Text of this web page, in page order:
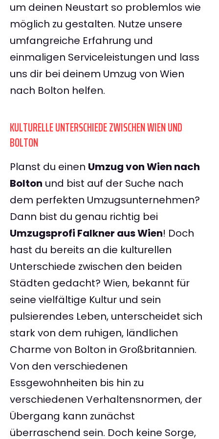
um deinen Neustart so problemlos wie
möglich zu gestalten. Nutze unsere
umfangreiche Erfahrung und
einmaligen Serviceleistungen und lass
uns dir bei deinem Umzug von Wien
nach Bolton helfen.
KULTURELLE UNTERSCHIEDE ZWISCHEN WIEN UND
BOLTON
Planst du einen Umzug von Wien nach
Bolton und bist auf der Suche nach
dem perfekten Umzugsunternehmen?
Dann bist du genau richtig bei
Umzugsprofi Falkner aus Wien! Doch
hast du bereits an die kulturellen
Unterschiede zwischen den beiden
Städten gedacht? Wien, bekannt für
seine vielfältige Kultur und sein
pulsierendes Leben, unterscheidet sich
stark von dem ruhigen, ländlichen
Charme von Bolton in Großbritannien.
Von den verschiedenen
Essgewohnheiten bis hin zu
verschiedenen Verhaltensnormen, der
Übergang kann zunächst
überraschend sein. Doch keine Sorge,